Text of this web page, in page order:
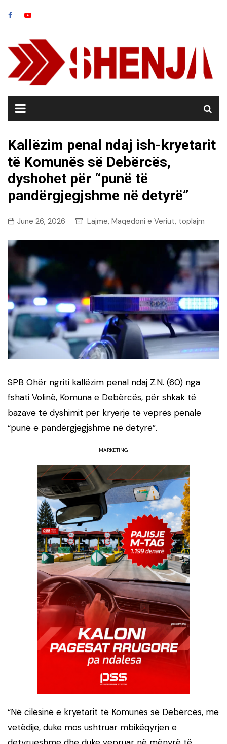
Kallëzim penal ndaj ish-kryetarit
të Komunës së Debërcës,
dyshohet për “punë të
pandërgjegjshme në detyrë”
June 26, 2026 Lajme, Maqedoni e Veriut, toplajm
SPB Ohër ngriti kallëzim penal ndaj Z.N. (60) nga
fshati Volinë, Komuna e Debërcës, për shkak të
bazave të dyshimit për kryerje të veprës penale
“punë e pandërgjegjshme në detyrë”.
MARKETING
“Në cilësinë e kryetarit të Komunës së Debërcës, me
vetëdije, duke mos ushtruar mbikëqyrjen e